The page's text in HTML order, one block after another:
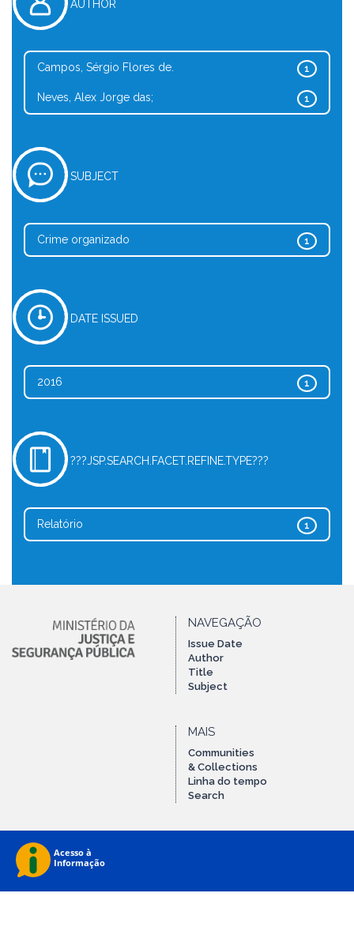
AUTHOR
1
Campos, Sérgio Flores de.
1
Neves, Alex Jorge das;
SUBJECT
1
Crime organizado
DATE ISSUED
1
2016
???JSP.SEARCH.FACET.REFINE.TYPE???
1
Relatório
NAVEGAÇÃO
Issue Date
Author
Title
Subject
MAIS
Communities
& Collections
Linha do tempo
Search